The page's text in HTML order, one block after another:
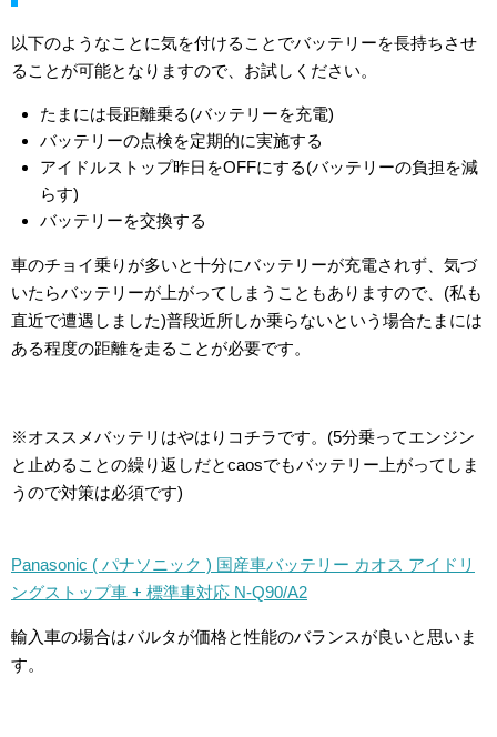
以下のようなことに気を付けることでバッテリーを長持ちさせ
ることが可能となりますので、お試しください。
たまには長距離乗る(バッテリーを充電)
バッテリーの点検を定期的に実施する
アイドルストップ昨日をOFFにする(バッテリーの負担を減
らす)
バッテリーを交換する
車のチョイ乗りが多いと十分にバッテリーが充電されず、気づ
いたらバッテリーが上がってしまうこともありますので、(私も
直近で遭遇しました)普段近所しか乗らないという場合たまには
ある程度の距離を走ることが必要です。
※オススメバッテリはやはりコチラです。(5分乗ってエンジン
と止めることの繰り返しだとcaosでもバッテリー上がってしま
うので対策は必須です)
Panasonic ( パナソニック ) 国産車バッテリー カオス アイドリ
ングストップ車 + 標準車対応 N-Q90/A2
輸入車の場合はバルタが価格と性能のバランスが良いと思いま
す。